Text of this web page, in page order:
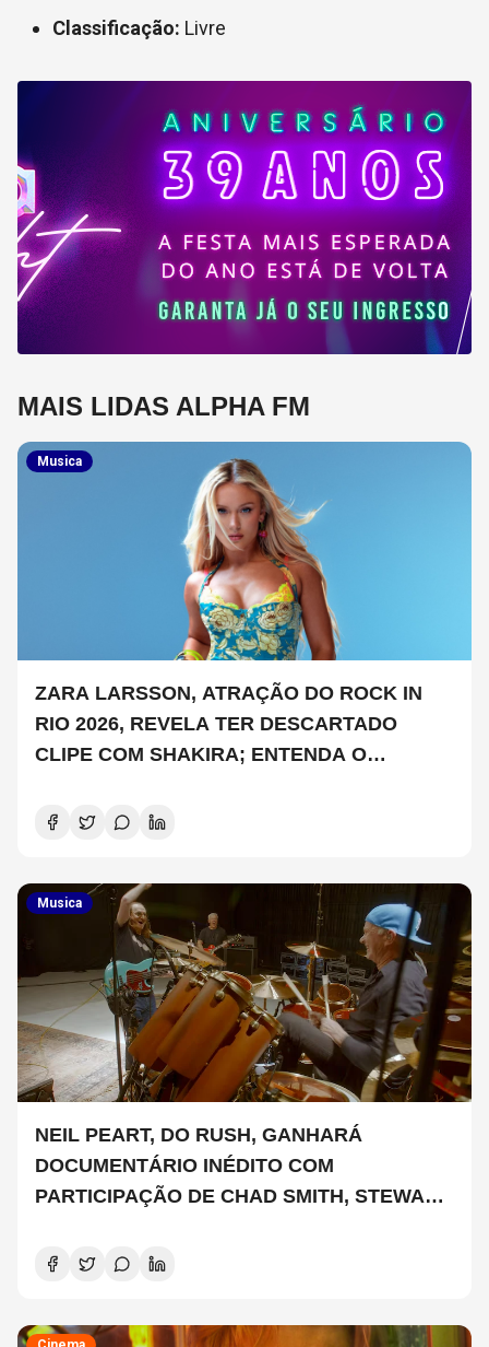
Classificação: Livre
MAIS LIDAS ALPHA FM
Musica
ZARA LARSSON, ATRAÇÃO DO ROCK IN
RIO 2026, REVELA TER DESCARTADO
CLIPE COM SHAKIRA; ENTENDA O
Musica
NEIL PEART, DO RUSH, GANHARÁ
DOCUMENTÁRIO INÉDITO COM
PARTICIPAÇÃO DE CHAD SMITH, STEWART